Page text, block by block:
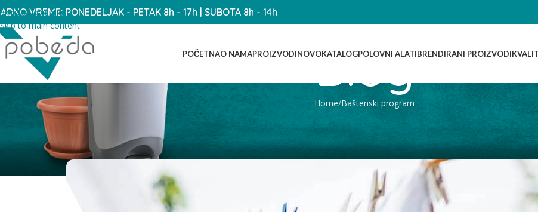
Skip to navigation
Skip to main content
VREME: PONEDELJAK - PETAK 8h - 17h | SUBOTA 8h - 14h
POČETNAO NAMAPROIZVODINOVOKATALOGPOLOVNI ALATIBRENDIRANI PROIZVODI
Blog
Home Baštenski program
BAŠTENSKI PROGRAM
Plastične štipaljke za veš